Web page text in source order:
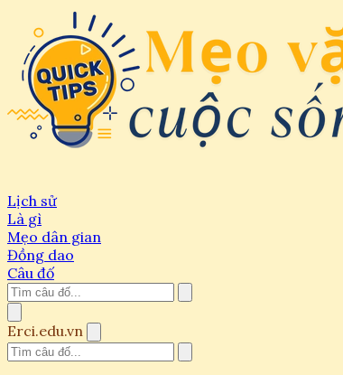
Lịch sử
Là gì
Mẹo dân gian
Đồng dao
Câu đố
Erci.edu.vn